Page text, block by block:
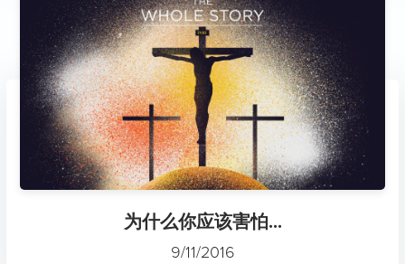
为什么你应该害怕...
9/11/2016